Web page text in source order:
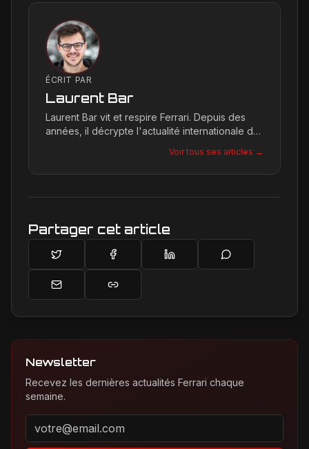
ÉCRIT PAR
Laurent Bar
Laurent Bar vit et respire Ferrari. Depuis des
années, il décrypte l'actualité internationale du
détails qui façonnent la légende de la marque.
Son site, Ferrari Passion, est le reflet de son
Maranello.
Voir tous ses articles →
Partager cet article
Newsletter
Recevez les dernières actualités Ferrari chaque
semaine.
Adresse email pour la newsletter